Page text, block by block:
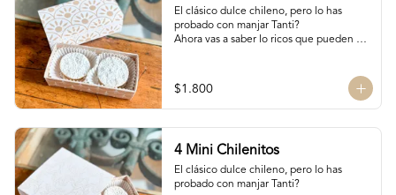
El clásico dulce chileno, pero lo has
probado con manjar Tanti?
Ahora vas a saber lo ricos que pueden
espolvoreados con azúcar flor.
Para dar un dulce especial en estas
fiestas patrias!
$1.800
4 Mini Chilenitos
El clásico dulce chileno, pero lo has
probado con manjar Tanti?